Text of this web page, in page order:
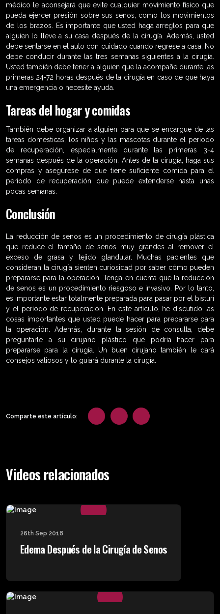
médico le aconsejará que evite cualquier movimiento físico que
pueda ejercer presión sobre sus senos, como los movimientos
de los brazos. Es importante que usted haga arreglos para que
alguien lo lleve a su casa después de la cirugía. Además, usted
debe sentarse en el auto con cuidado cuando regrese a casa. No
debe conducir durante las tres semanas siguientes a la cirugía.
Usted también debe tener a alguien que la acompañe durante las
primeras 24-72 horas después de la cirugía en caso de que haya
una emergencia o necesite ayuda.
Tareas del hogar y comidas
También debe organizar a alguien para que se encargue de las
tareas domésticas, los niños y las mascotas durante el período
de recuperación, especialmente durante las primeras 3-4
semanas después de la operación. Antes de la cirugía, haga sus
compras y asegúrese de que tiene suficiente comida para el
período de recuperación que puede extenderse hasta unas
pocas semanas.
Conclusión
La reducción de senos es un procedimiento de cirugía plástica
que reduce el tamaño de senos muy grandes al remover el
exceso de grasa y tejido glandular. Muchas pacientes que
consideran la cirugía sienten curiosidad por saber cómo pueden
prepararse para la operación. Tenga en cuenta que la reducción
de senos es un procedimiento riesgoso e invasivo. Por lo tanto,
es importante estar totalmente preparada para pasar por el bisturí
y el período de recuperación. En este artículo, he discutido las
cosas importantes que usted puede hacer para prepararse para
la operación. Además, durante la sesión de consulta, debe
preguntarle a su cirujano plástico qué podría hacer para
prepararse para la cirugía. Un buen cirujano también le dará
consejos valiosos y lo guiará durante la cirugía.
Comparte este artículo:
Videos relacionados
26th Sep 2018
Edema Después de la Cirugía de Senos